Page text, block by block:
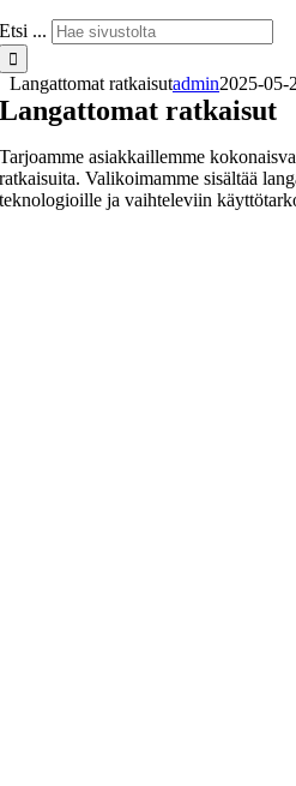
Etsi ...
Langattomat ratkaisutadmin2025-05-
Langattomat ratkaisut
Tarjoamme asiakkaillemme
ratkaisuita. Valikoimamme sisältää
teknologioille ja vaihteleviin